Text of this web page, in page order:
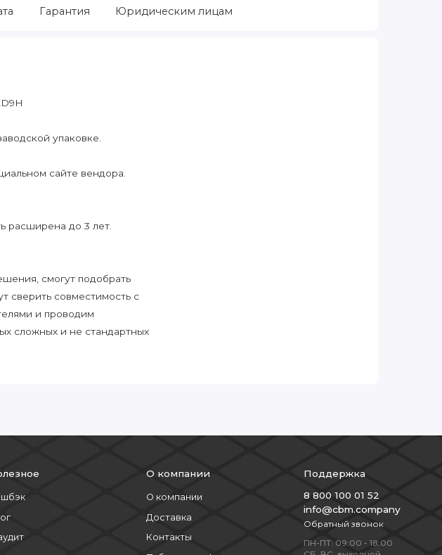
Гарантия Юридическим лицам
упаковке.
сайте вендора.
расширена до 3 лет.
смогут подобрать
совместимость с
и проводим
сложных и не стандартных
О компании
О компании
Доставка
Контакты
Поддержка
8 800 100 01 52
info@cbm.company
Обратный звонок
ПН-ПТ: 09:00 - 18:00